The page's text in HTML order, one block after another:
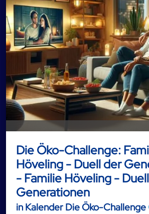
Die Öko-Challenge:
Höveling - Duell der
- Familie Höveling -
Generationen
in Kalender Die Öko-Challenge